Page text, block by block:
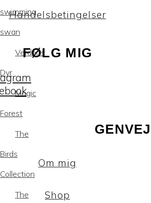
swimming
swan
Verdens
Dyr
Magic
Forest
The
Birds
Collection
The
Handelsbetingelser
FØLG MIG
Om mig
Shop